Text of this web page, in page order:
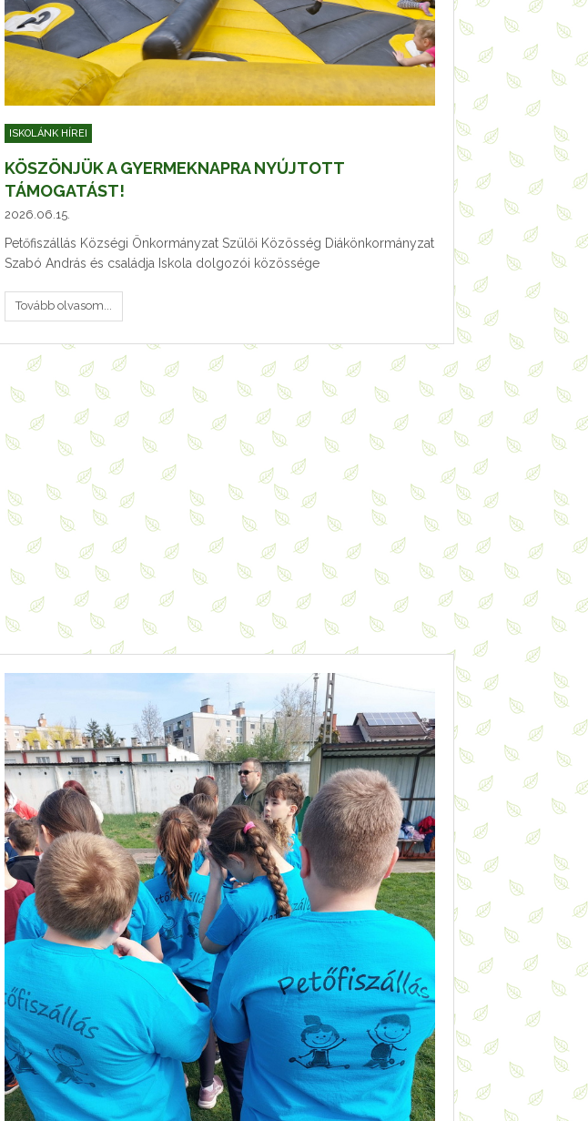
ISKOLÁNK HÍREI
KÖSZÖNJÜK A GYERMEKNAPRA NYÚJTOTT
TÁMOGATÁST!
2026.06.15.
Petőfiszállás Községi Önkormányzat Szülői Közösség Diákönkormányzat
Szabó András és családja Iskola dolgozói közössége
Tovább olvasom...